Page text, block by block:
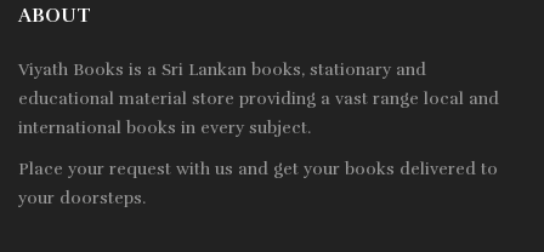
ABOUT
Viyath Books is a Sri Lankan books, stationary and
educational material store providing a vast range local and
international books in every subject.
Place your request with us and get your books delivered to
your doorsteps.